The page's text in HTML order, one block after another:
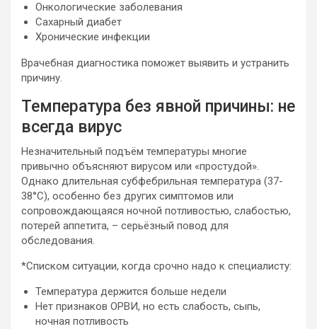
Онкологические заболевания
Сахарный диабет
Хронические инфекции
Врачебная диагностика поможет выявить и устранить
причину.
Температура без явной причины: не
всегда вирус
Незначительный подъём температуры многие
привычно объясняют вирусом или «простудой».
Однако длительная субфебрильная температура (37-
38°C), особенно без других симптомов или
сопровождающаяся ночной потливостью, слабостью,
потерей аппетита, – серьёзный повод для
обследования.
*Списком ситуации, когда срочно надо к специалисту:
Температура держится больше недели
Нет признаков ОРВИ, но есть слабость, сыпь,
ночная потливость